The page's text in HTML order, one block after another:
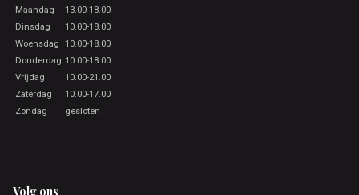
Maandag
13.00-18.00
Dinsdag
10.00-18.00
Woensdag 10.00-18.00
Donderdag 10.00-18.00
Vrijdag
10.00-21.00
Zaterdag
10.00-17.00
Zondag
gesloten
Volg ons